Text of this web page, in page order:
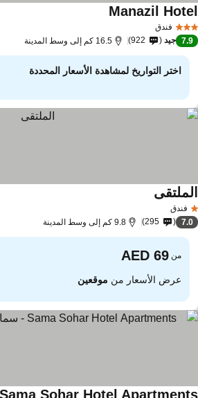
فندق
Manazilمشاهدة الأسعار
7.9 جيد 922 16.5 كم إلى وسط المدينة
اختر التواريخ لمشاهدة الأسعار المحددة
فندق
مشاهدة الأسعار
7.0
295 9.8 كم إلى وسط المدينة
من
عرض الأسعار منموقعين